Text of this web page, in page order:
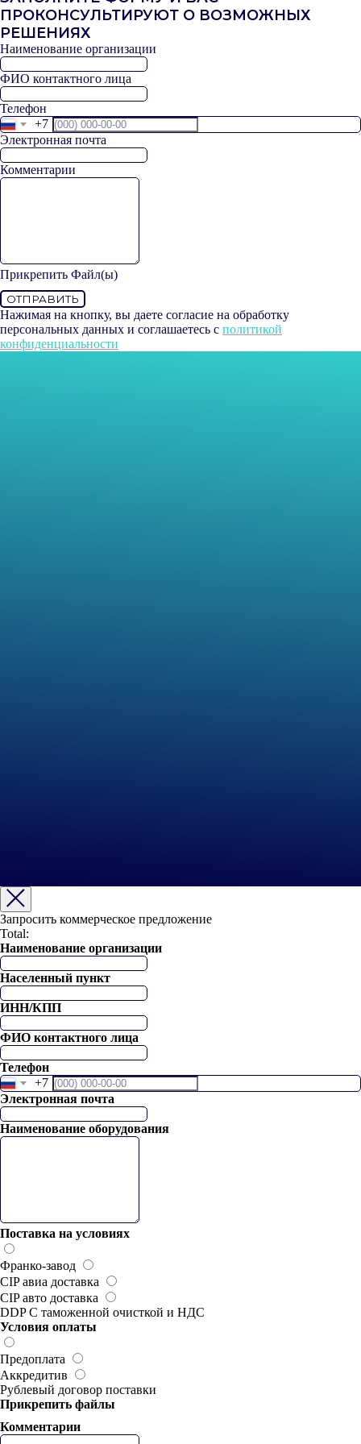
ПРОКОНСУЛЬТИРУЮТ О ВОЗМОЖНЫХ
РЕШЕНИЯХ
Наименование организации
ФИО контактного лица
Телефон
+7
Электронная почта
Комментарии
Прикрепить Файл(ы)
ОТПРАВИТЬ
Нажимая на кнопку, вы даете согласие на обработку
персональных данных и соглашаетесь c политикой
конфиденциальности
СВЯЗАТЬСЯ С НАМИ
Запросить коммерческое предложение
Total:
Наименование организации
Населенный пункт
ИНН/КПП
ФИО контактного лица
Телефон
+7
Электронная почта
Наименование оборудования
Поставка на условиях
Франко-завод
CIP авиа доставка
CIP авто доставка
DDP С таможенной очисткой и НДС
Условия оплаты
Предоплата
Аккредитив
Рублевый договор поставки
Прикрепить файлы
Комментарии